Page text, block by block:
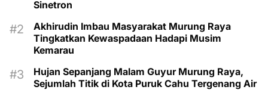
Sinetron
Akhirudin Imbau Masyarakat Murung Raya
Tingkatkan Kewaspadaan Hadapi Musim
Kemarau
Hujan Sepanjang Malam Guyur Murung Raya,
Sejumlah Titik di Kota Puruk Cahu Tergenang Air